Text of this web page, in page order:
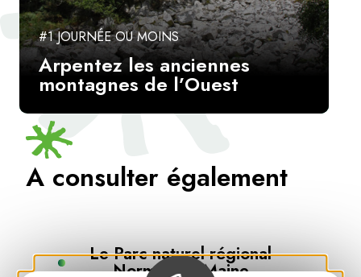
#1 JOURNÉE OU MOINS
Arpentez les anciennes
montagnes de l’Ouest
A consulter également
Le Parc naturel régional
Normandie-Maine